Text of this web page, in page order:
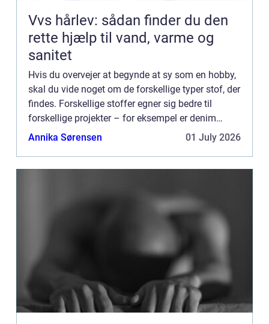
Vvs hårlev: sådan finder du den
rette hjælp til vand, varme og
sanitet
Hvis du overvejer at begynde at sy som en hobby,
skal du vide noget om de forskellige typer stof, der
findes. Forskellige stoffer egner sig bedre til
forskellige projekter – for eksempel er denim
perfekt til at lave jeans, mens bomuldsjersey er...
Annika Sørensen 01 July 2026